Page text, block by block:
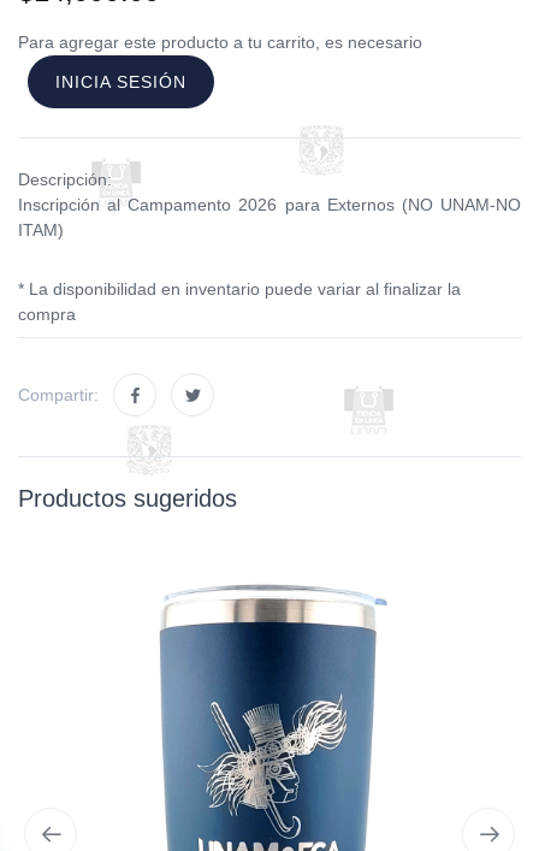
Para agregar este producto a tu carrito, es necesario
INICIA SESIÓN
Descripción:
Inscripción al Campamento 2026 para Externos (NO UNAM-NO
ITAM)
* La disponibilidad en inventario puede variar al finalizar la
compra
Compartir:
Productos sugeridos